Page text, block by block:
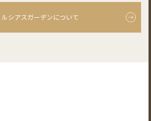
ルシアスガーデンについて